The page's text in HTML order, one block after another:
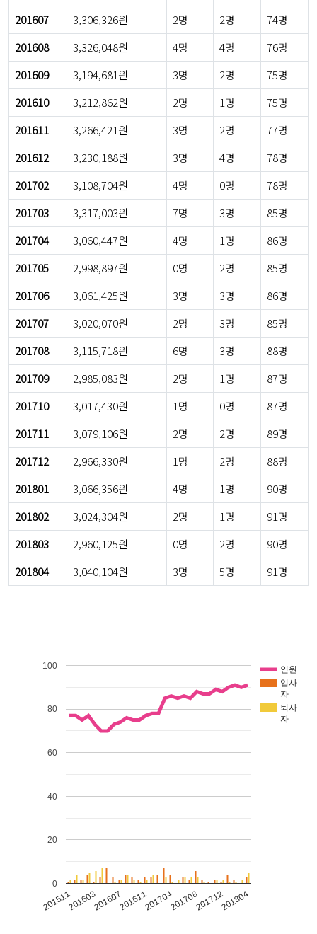
201607
3,306,326원 2명 2명
74명
201608
3,326,048원 4명 4명
76명
201609
3,194,681원 3명 2명
75명
201610
3,212,862원 2명 1명
75명
201611
3,266,421원 3명 2명
77명
201612
3,230,188원 3명 4명
78명
201702
3,108,704원 4명 0명
78명
201703
3,317,003원 7명 3명
85명
201704
3,060,447원 4명 1명
86명
201705
2,998,897원 0명 2명
85명
201706
3,061,425원 3명 3명
86명
201707
3,020,070원 2명 3명
85명
201708
3,115,718원 6명 3명
88명
201709
2,985,083원 2명 1명
87명
201710
3,017,430원 1명 0명
87명
201711
3,079,106원 2명 2명
89명
201712
2,966,330원 1명 2명
88명
201801
3,066,356원 4명 1명
90명
201802
3,024,304원 2명 1명
91명
201803
2,960,125원 0명 2명
90명
201804
3,040,104원 3명 5명 91명
인원
입사
자
퇴사
자
201511201603201607201611201704201708201712201804
0
20
40
60
80
100